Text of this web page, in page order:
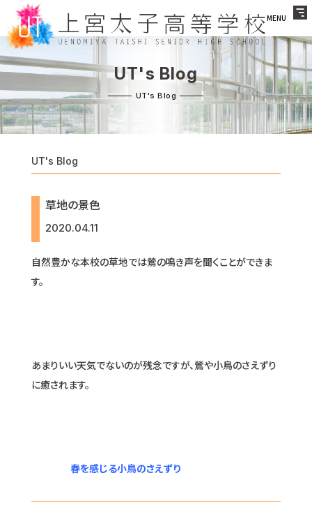
MENU
UT's Blog
UT's Blog
草地の景色
2020.04.11
自然豊かな本校の草地では鶯の鳴き声を聞くことができま
す。
あまりいい天気でないのが残念ですが、鶯や小鳥のさえずり
に癒されます。
春を感じる小鳥のさえずり